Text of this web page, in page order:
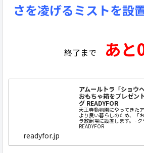
さを凌げるミストを設
終了まで あと
アムールトラ「ショウ
おもちゃ箱をプレゼン
グ READYFOR
天王寺動物園にやってきた
より良い暮らしのため、「
ラ放飼場に設置します。 -
READYFOR
readyfor.jp